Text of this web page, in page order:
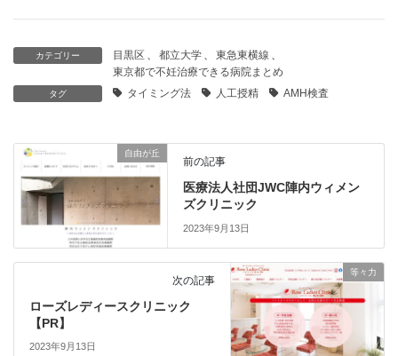
カテゴリー 目黒区 、 都立大学 、 東急東横線 、
東京都で不妊治療できる病院まとめ
タグ タイミング法 人工授精 AMH検査
自由が丘
前の記事
医療法人社団JWC陣内ウィメン
ズクリニック
2023年9月13日
等々力
次の記事
ローズレディースクリニック
【PR】
2023年9月13日